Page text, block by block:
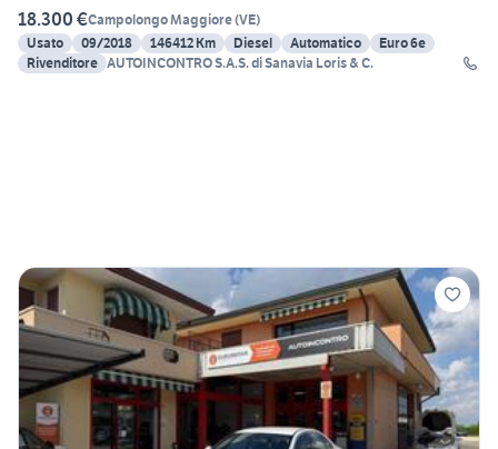
18.300 €Campolongo Maggiore(VE)
Usato
09/2018 146412 Km Diesel Automatico
Euro 6e
Rivenditore AUTOINCONTRO S.A.S. di Sanavia Loris & C.